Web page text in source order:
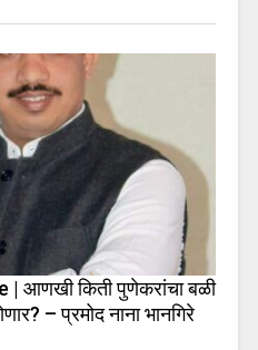
आणखी किती पुणेकरांचा बळी
– प्रमोद नाना भानगिरे